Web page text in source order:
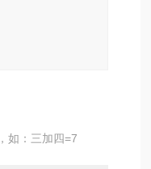
如：三加四=7